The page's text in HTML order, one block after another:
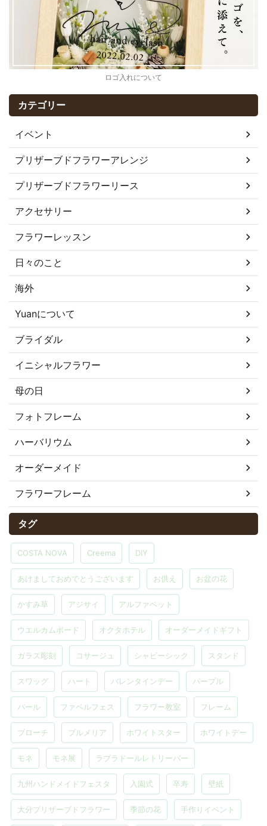
ロゴ入れについて
カテゴリー
イベント
プリザーブドフラワーアレンジ
プリザーブドフラワーリース
アクセサリー
フラワーレッスン
日々のこと
海外
Yuanについて
ブライダル
イニシャルフラワー
母の日
フォトフレーム
ハーバリウム
オーダーメイド
フラワーフレーム
タグ
COSTA NOVA Creema DIY
あけましておめでとうございます お供え お盆の花
かすみ草 アジサイ アルファベット
ウエルカムボード オクタホテル オーダーメイドギフト
ガラス彫刻 コサージュ シャビーシック スタンド
スワッグ ハート バレンタインデー パープル
パール ファベルフェス フラワー教室 フレーム
ブローチ プルメリア ホワイトスター ホワイトデー
モネ モネ展 ラブラドールレトリーバー
九州ハンドメイドフェスタ 入園式 卒寿 壁紙
大分プリザーブドフラワー 季節の花 手作りイベント